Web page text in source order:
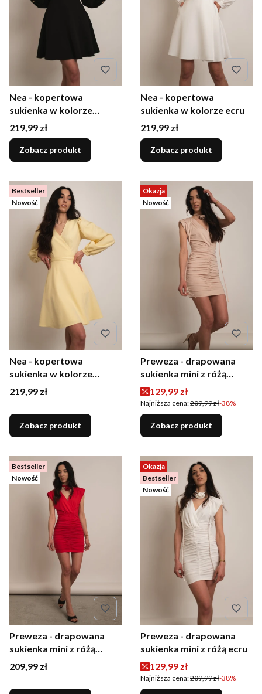
Nea - kopertowa
sukienka w kolorze
czarnym
Cena
219,99 zł
Zobacz produkt
Nea - kopertowa
sukienka w kolorze ecru
Cena
219,99 zł
Zobacz produkt
Bestseller
Nowość
Nea - kopertowa
sukienka w kolorze
żółtym
Cena
219,99 zł
Zobacz produkt
Okazja
Nowość
Preweza - drapowana
sukienka mini z różą
beżowa
Cena promocyjna
129,99 zł
Najniższa cena:209,99 zł-38%
Zobacz produkt
Bestseller
Nowość
Preweza - drapowana
sukienka mini z różą
czerwona
Cena
209,99 zł
Okazja
Bestseller
Nowość
Preweza - drapowana
sukienka mini z różą ecru
Cena promocyjna
129,99 zł
Najniższa cena:209,99 zł-38%